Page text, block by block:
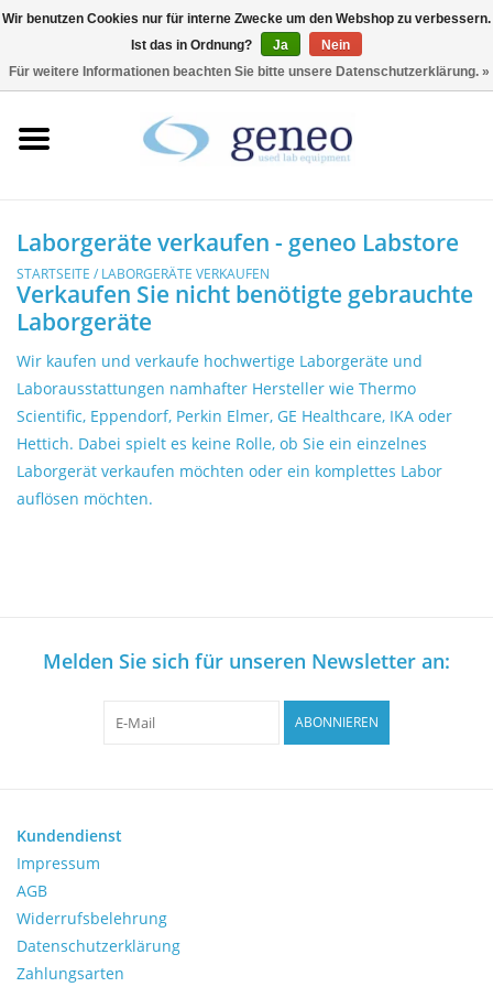
HPLC & Chromatographie
Biotechnologie
Inkubatoren &
Trockenschränke
Kühlschränke
Laborgeräte
Mikroskope
Medizin
Laborgeräten bewerten
Laborgeräte verkaufen - geneo Labstore
STARTSEITE / LABORGERÄTE VERKAUFEN
Verkaufen Sie nicht benötigte gebrauchte
Laborgeräte
Wir kaufen und verkaufe hochwertige Laborgeräte und
Laborausstattungen namhafter Hersteller wie Thermo
Scientific, Eppendorf, Perkin Elmer, GE Healthcare, IKA oder
Hettich. Dabei spielt es keine Rolle, ob Sie ein einzelnes
Laborgerät verkaufen möchten oder ein komplettes Labor
auflösen möchten.
Melden Sie sich für unseren Newsletter an:
ABONNIEREN
Kundendienst
Impressum
AGB
Widerrufsbelehrung
Datenschutzerklärung
Zahlungsarten
Wir benutzen Cookies nur für interne Zwecke um den Webshop zu verbessern.
Ist das in Ordnung?
Ja
Nein
Für weitere Informationen beachten Sie bitte unsere Datenschutzerklärung. »